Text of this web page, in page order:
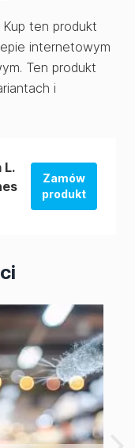
ten produkt
internetowym
Ten produkt
i
L.
Zamów
produkt
sklepie AUS